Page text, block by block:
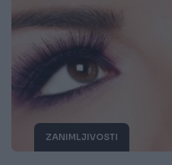
ZANIMLJIVOSTI